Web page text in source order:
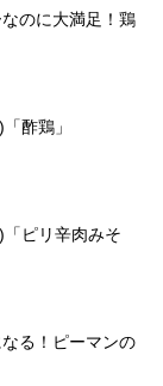
なのに大満足！鶏
酢鶏」
「ピリ辛肉みそ
なる！ピーマンの